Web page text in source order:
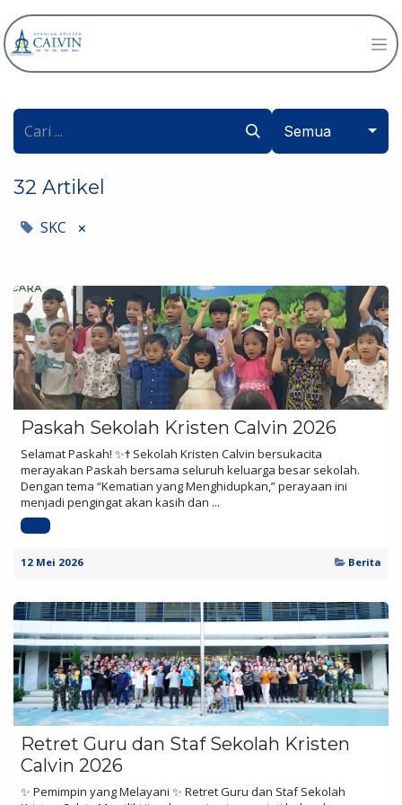
Semua
32 Artikel
SKC ×
Paskah Sekolah Kristen Calvin 2026
Selamat Paskah! ✨✝️ Sekolah Kristen Calvin bersukacita
merayakan Paskah bersama seluruh keluarga besar sekolah.
Dengan tema “Kematian yang Menghidupkan,” perayaan ini
menjadi pengingat akan kasih dan ...
12 Mei 2026 Berita
Retret Guru dan Staf Sekolah Kristen
Calvin 2026
✨ Pemimpin yang Melayani ✨ Retret Guru dan Staf Sekolah